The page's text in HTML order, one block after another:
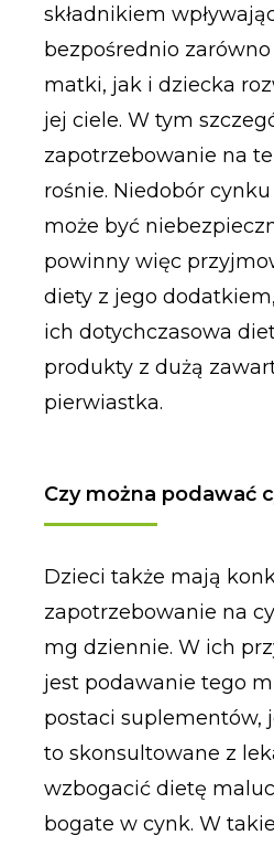
składnikiem
bezpośrednio
matki, jak i dziecka
jej ciele. W tym
zapotrzebowanie na
rośnie. Niedobór
może być
powinny więc
diety z jego
ich dotychczasowa
produkty z dużą
pierwiastka.
Czy można podawać
Dzieci także mają
zapotrzebowanie na
mg dziennie. W ich
jest podawanie tego
postaci suplementów,
to skonsultowane z
wzbogacić dietę
bogate w cynk. W